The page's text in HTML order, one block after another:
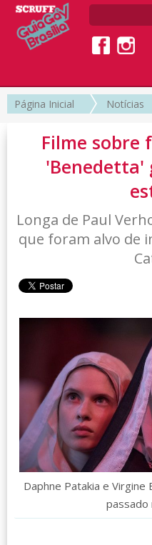
Página Inicial Notícias
Filme sobre
'Benedetta'
Longa de Paul
que foram alvo de
Daphne Patakia e
passado